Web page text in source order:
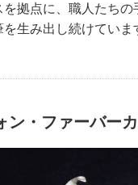
拠点に、職人たちの
生み出し続けていま
ン・ファーバー